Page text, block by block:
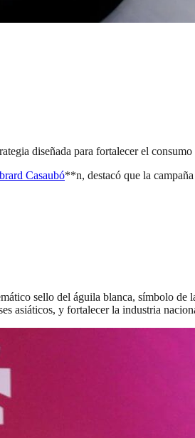
diseñada para fortalecer el
Casaubó**n, destacó que la
sello del águila blanca, símbolo
asiáticos, y fortalecer la industria